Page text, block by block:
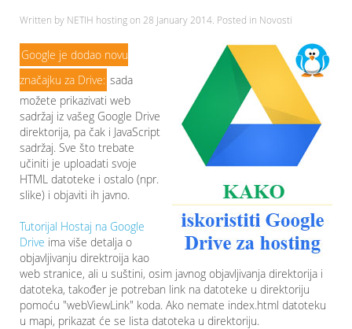
Written by NETIH hosting on 28 January 2014 . Posted in Novosti
Google je dodao novu
značajku za Drive: sada
možete prikazivati web
sadržaj iz vašeg Google Drive
direktorija, pa čak i JavaScript
sadržaj. Sve što trebate
učiniti je uploadati svoje
HTML datoteke i ostalo (npr.
slike) i objaviti ih javno.
Tutorijal Hostaj na Google
Drive ima više detalja o
objavljivanju direktroija kao
web stranice, ali u suštini, osim javnog objavljivanja direktorija i
datoteka, također je potreban link na datoteke u direktoriju
pomoću "webViewLink" koda. Ako nemate index.html datoteku
u mapi, prikazat će se lista datoteka u direktoriju.